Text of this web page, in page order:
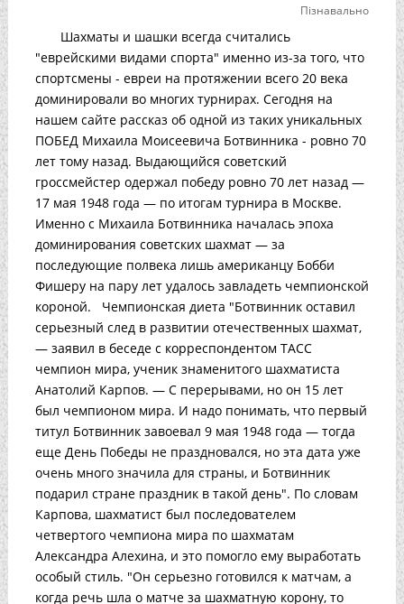
Пізнавально
Шахматы и шашки всегда считались
"еврейскими видами спорта" именно из-за того, что
спортсмены - евреи на протяжении всего 20 века
доминировали во многих турнирах. Сегодня на
нашем сайте рассказ об одной из таких уникальных
ПОБЕД Михаила Моисеевича Ботвинника - ровно 70
лет тому назад. Выдающийся советский
гроссмейстер одержал победу ровно 70 лет назад —
17 мая 1948 года — по итогам турнира в Москве.
Именно с Михаила Ботвинника началась эпоха
доминирования советских шахмат — за
последующие полвека лишь американцу Бобби
Фишеру на пару лет удалось завладеть чемпионской
короной. Чемпионская диета "Ботвинник оставил
серьезный след в развитии отечественных шахмат,
— заявил в беседе с корреспондентом ТАСС
чемпион мира, ученик знаменитого шахматиста
Анатолий Карпов. — С перерывами, но он 15 лет
был чемпионом мира. И надо понимать, что первый
титул Ботвинник завоевал 9 мая 1948 года — тогда
еще День Победы не праздновался, но эта дата уже
очень много значила для страны, и Ботвинник
подарил стране праздник в такой день". По словам
Карпова, шахматист был последователем
четвертого чемпиона мира по шахматам
Александра Алехина, и это помогло ему выработать
особый стиль. "Он серьезно готовился к матчам, а
когда речь шла о матче за шахматную корону, то